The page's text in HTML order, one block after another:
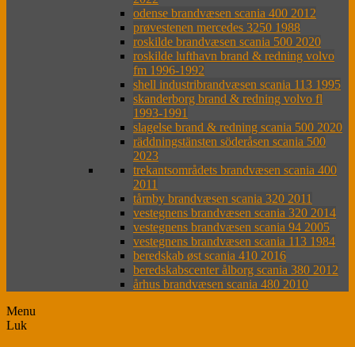
odense brandvæsen scania 400 2012
prøvestenen mercedes 3250 1988
roskilde brandvæsen scania 500 2020
roskilde lufthavn brand & redning volvo
fm 1996-1992
shell industribrandvæsen scania 113 1995
skanderborg brand & redning volvo fl
1993-1991
slagelse brand & redning scania 500 2020
räddningstänsten söderåsen scania 500
2023
trekantsområdets brandvæsen scania 400
2011
tårnby brandvæsen scania 320 2011
vestegnens brandvæsen scania 320 2014
vestegnens brandvæsen scania 94 2005
vestegnens brandvæsen scania 113 1984
beredskab øst scania 410 2016
beredskabscenter ålborg scania 380 2012
århus brandvæsen scania 480 2010
Menu
Luk